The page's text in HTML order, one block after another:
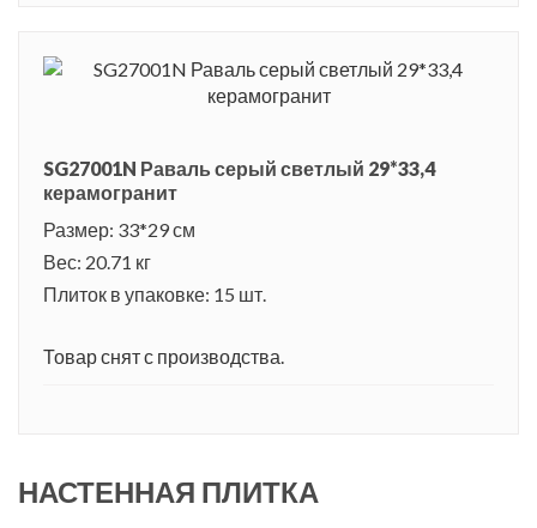
SG27001N Раваль серый светлый 29*33,4
керамогранит
Размер: 33*29 см
Вес: 20.71 кг
Плиток в упаковке: 15 шт.
Товар снят с производства.
НАСТЕННАЯ ПЛИТКА